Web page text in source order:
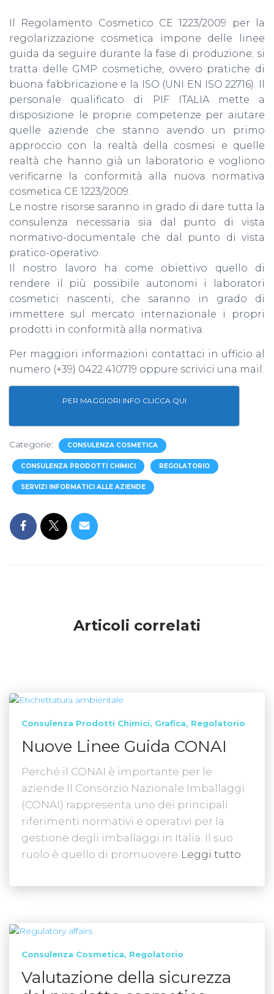
Il Regolamento Cosmetico CE 1223/2009 per la
regolarizzazione cosmetica impone delle linee
guida da seguire durante la fase di produzione; si
tratta delle GMP cosmetiche, ovvero pratiche di
buona fabbricazione e la ISO (UNI EN ISO 22716). Il
personale qualificato di PIF ITALIA mette a
disposizione le proprie competenze per aiutare
quelle aziende che stanno avendo un primo
approccio con la realtà della cosmesi e quelle
realtà che hanno già un laboratorio e vogliono
verificarne la conformità alla nuova normativa
cosmetica CE 1223/2009.
Le nostre risorse saranno in grado di dare tutta la
consulenza necessaria sia dal punto di vista
normativo-documentale che dal punto di vista
pratico-operativo.
Il nostro lavoro ha come obiettivo quello di
rendere il più possibile autonomi i laboratori
cosmetici nascenti, che saranno in grado di
immettere sul mercato internazionale i propri
prodotti in conformità alla normativa.
Per maggiori informazioni contattaci in ufficio al
numero (+39) 0422 410719 oppure scrivici una mail.
PER MAGGIORI INFO CLICCA QUI
Categorie: CONSULENZA COSMETICA
CONSULENZA PRODOTTI CHIMICI REGOLATORIO
SERVIZI INFORMATICI ALLE AZIENDE
Articoli correlati
Consulenza Prodotti Chimici Grafica Regolatorio
Nuove Linee Guida CONAI
Perché il CONAI è importante per le
aziende Il Consorzio Nazionale Imballaggi
(CONAI) rappresenta uno dei principali
riferimenti normativi e operativi per la
gestione degli imballaggi in Italia. Il suo
ruolo è quello di promuovere Leggi tutto
Consulenza Cosmetica Regolatorio
Valutazione della sicurezza